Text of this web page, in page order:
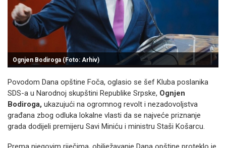
Ognjen Bodiroga (Foto: Arhiv)
Povodom Dana opštine Foča, oglasio se šef Kluba poslanika
SDS-a u Narodnoj skupštini Republike Srpske, Ognjen
Bodiroga, ukazujući na ogromnog revolt i nezadovoljstva
građana zbog odluka lokalne vlasti da se najveće priznanje
grada dodijeli premijeru Savi Miniću i ministru Staši Košarcu.